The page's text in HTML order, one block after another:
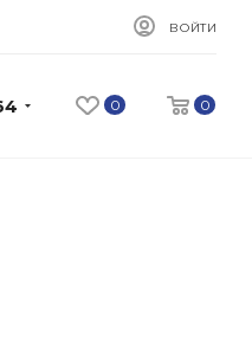
ВОЙТИ
0 0